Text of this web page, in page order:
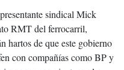
sindical Mick
RMT del ferrocarril,
hartos de que este gobierno
con compañías como BP y